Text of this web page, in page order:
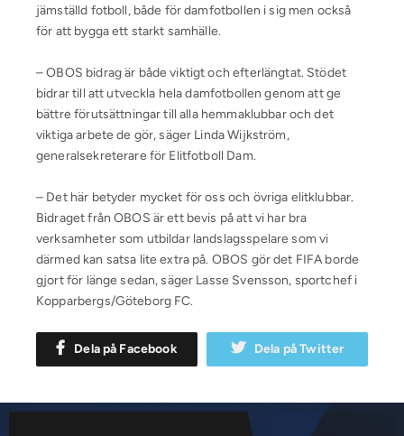
jämställd fotboll, både för damfotbollen i sig men också
för att bygga ett starkt samhälle.
– OBOS bidrag är både viktigt och efterlängtat. Stödet
bidrar till att utveckla hela damfotbollen genom att ge
bättre förutsättningar till alla hemmaklubbar och det
viktiga arbete de gör, säger Linda Wijkström,
generalsekreterare för Elitfotboll Dam.
– Det här betyder mycket för oss och övriga elitklubbar.
Bidraget från OBOS är ett bevis på att vi har bra
verksamheter som utbildar landslagsspelare som vi
därmed kan satsa lite extra på. OBOS gör det FIFA borde
gjort för länge sedan, säger Lasse Svensson, sportchef i
Kopparbergs/Göteborg FC.
Dela på Facebook Dela på Twitter